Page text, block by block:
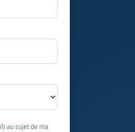
au sujet de ma